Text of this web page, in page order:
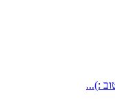
:)...